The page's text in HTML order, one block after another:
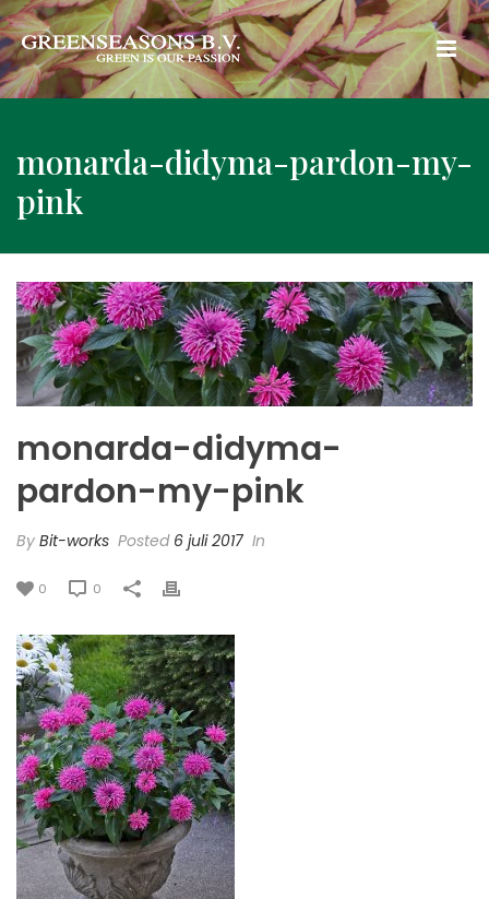
monarda-didyma-pardon-my-
pink
monarda-didyma-
pardon-my-pink
By Bit-works Posted 6 juli 2017 In
0 0